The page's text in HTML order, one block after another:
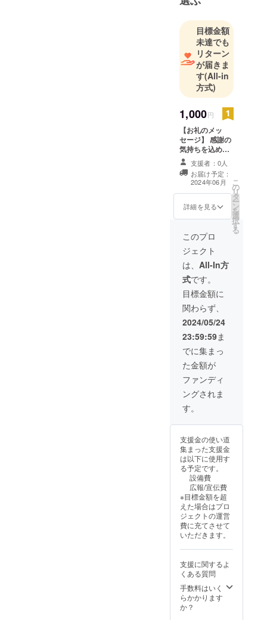
目標金額
未達でも
リターン
が届きま
す(All-in
方式)
1,000円
【お礼のメッ
セージ】 感謝の
気持ちを込め
て、お礼のメッ
セージをお送り
します！！！
支援者：0人
お届け予定：
2024年06月
詳細を見る
こ
の
リ
タ
ー
ン
を
選
択
す
る
このプロ
ジェクト
は、 All-In方
式です。
目標金額に
関わらず、
2024/05/24
23:59:59ま
でに集まっ
た金額が
ファンディ
ングされま
す。
支援金の使い道
集まった支援金
は以下に使用す
る予定です。
設備費
広報/宣伝費
※目標金額を超
えた場合はプロ
ジェクトの運営
費に充てさせて
いただきます。
支援に関するよ
くある質問
手数料はいく
らかかります
か？